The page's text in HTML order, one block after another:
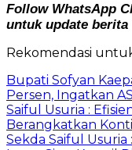
Follow WhatsApp
untuk update
Rekomendasi
Bupati Sofyan
Persen, Ingatkan
Saiful Usuria :
Berangkatkan
Sekda Saiful